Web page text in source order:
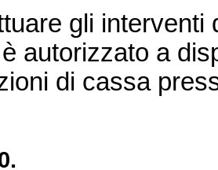
gli interventi
autorizzato a
di cassa